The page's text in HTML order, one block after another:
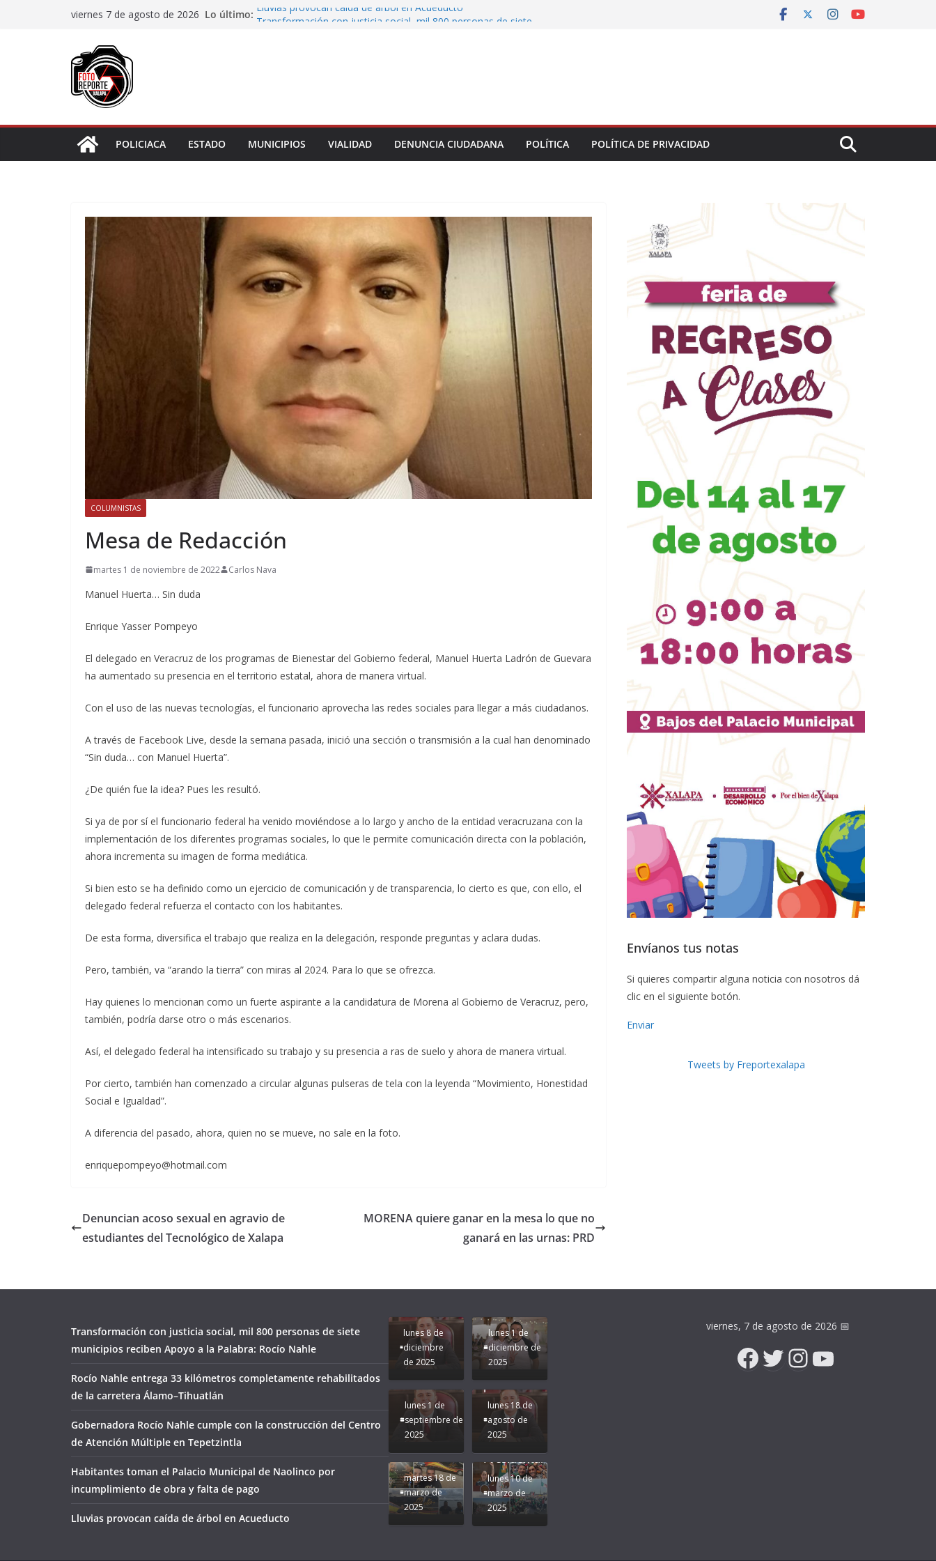
viernes 7 de agosto de 2026 Lo último: Lluvias provocan caída de árbol en Acueducto
incumplimiento de obra y falta de pago
POLICIACA
ESTADO MUNICIPIOS VIALIDAD DENUNCIA CIUDADANA POLÍTICA POLÍTICA DE PRIVACIDAD
COLUMNISTAS
Mesa de Redacción
martes 1 de noviembre de 2022 Carlos Nava
Manuel Huerta… Sin duda
Enrique Yasser Pompeyo
El delegado en Veracruz de los programas de Bienestar del Gobierno federal, Manuel Huerta Ladrón de Guevara
ha aumentado su presencia en el territorio estatal, ahora de manera virtual.
Con el uso de las nuevas tecnologías, el funcionario aprovecha las redes sociales para llegar a más ciudadanos.
A través de Facebook Live, desde la semana pasada, inició una sección o transmisión a la cual han denominado
“Sin duda… con Manuel Huerta”.
¿De quién fue la idea? Pues les resultó.
Si ya de por sí el funcionario federal ha venido moviéndose a lo largo y ancho de la entidad veracruzana con la
implementación de los diferentes programas sociales, lo que le permite comunicación directa con la población,
ahora incrementa su imagen de forma mediática.
Si bien esto se ha definido como un ejercicio de comunicación y de transparencia, lo cierto es que, con ello, el
delegado federal refuerza el contacto con los habitantes.
De esta forma, diversifica el trabajo que realiza en la delegación, responde preguntas y aclara dudas.
Pero, también, va “arando la tierra” con miras al 2024. Para lo que se ofrezca.
Hay quienes lo mencionan como un fuerte aspirante a la candidatura de Morena al Gobierno de Veracruz, pero,
también, podría darse otro o más escenarios.
Así, el delegado federal ha intensificado su trabajo y su presencia a ras de suelo y ahora de manera virtual.
Por cierto, también han comenzado a circular algunas pulseras de tela con la leyenda “Movimiento, Honestidad
Social e Igualdad”.
A diferencia del pasado, ahora, quien no se mueve, no sale en la foto.
enriquepompeyo@hotmail.com
Denuncian acoso sexual en agravio de
estudiantes del Tecnológico de Xalapa
MORENA quiere ganar en la mesa lo que no
ganará en las urnas: PRD
Envíanos tus notas
Si quieres compartir alguna noticia con nosotros dá
clic en el siguiente botón.
Enviar
Tweets by Freportexalapa
Transformación con justicia social, mil 800 personas de siete
municipios reciben Apoyo a la Palabra: Rocío Nahle
Rocío Nahle entrega 33 kilómetros completamente rehabilitados
de la carretera Álamo–Tihuatlán
Gobernadora Rocío Nahle cumple con la construcción del Centro
de Atención Múltiple en Tepetzintla
Habitantes toman el Palacio Municipal de Naolinco por
incumplimiento de obra y falta de pago
Lluvias provocan caída de árbol en Acueducto
lunes 8 de
diciembre
de 2025
lunes 1 de
diciembre de
2025
Apoyo y
Seguimos la
Ruta que
Marca
Nuestra
Rocío Nahle.
lunes 1 de
septiembre de
2025
Pongamos
de moda;
San
Andrés
Tuxtla
presente.
lunes 18 de
agosto de
2025
Difamación
martes 18 de
marzo de
2025
Presidenta!
lunes 10 de
marzo de
2025
viernes, 7 de agosto de 2026 📅
Facebook
Twitter
Instagram
YouTube